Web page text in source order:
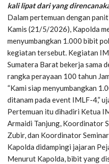
kali lipat dari yang
Dalam pertemuan dengan
Kamis (21/5/2026), Kapolda
menyumbangkan 1.000 bibit
kegiatan tersebut. Kegiatan
Sumatera Barat bekerja sama
rangka perayaan 100 tahun
“Kami siap menyumbangkan
ditanam pada event IMLF-4,”
Pertemuan itu dihadiri Ketua
Armaidi Tanjung, Koordinator
Zubir, dan Koordinator
Kapolda didampingi jajaran
Menurut Kapolda, bibit yang